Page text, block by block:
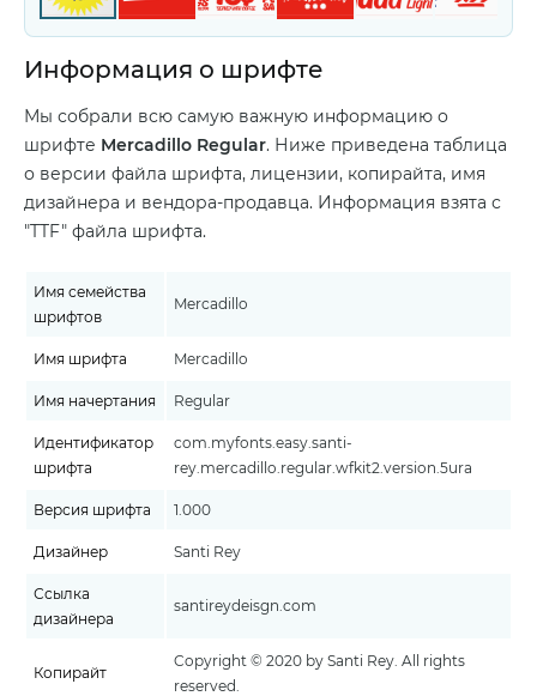
Информация о шрифте
Мы собрали всю самую важную информацию о
шрифте Mercadillo Regular. Ниже приведена таблица
о версии файла шрифта, лицензии, копирайта, имя
дизайнера и вендора-продавца. Информация взята с
"TTF" файла шрифта.
Имя семейства
шрифтов
Mercadillo
Имя шрифта Mercadillo
Имя начертания Regular
Идентификатор
шрифта
com.myfonts.easy.santi-
rey.mercadillo.regular.wfkit2.version.5ura
Версия шрифта 1.000
Дизайнер Santi Rey
Ссылка
дизайнера
santireydeisgn.com
Копирайт
Copyright © 2020 by Santi Rey. All rights
reserved.